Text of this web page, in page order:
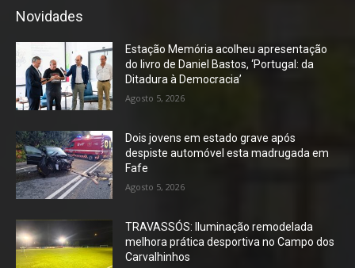
Novidades
Estação Memória acolheu apresentação
do livro de Daniel Bastos, ‘Portugal: da
Ditadura à Democracia’
Agosto 5, 2026
Dois jovens em estado grave após
despiste automóvel esta madrugada em
Fafe
Agosto 5, 2026
TRAVASSÓS: Iluminação remodelada
melhora prática desportiva no Campo dos
Carvalhinhos